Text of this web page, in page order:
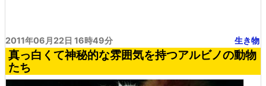
2011年06月22日 16時49分 生き物
真っ白くて神秘的な雰囲気を持つアルビノの動物
たち